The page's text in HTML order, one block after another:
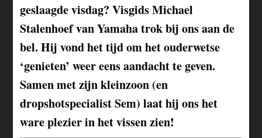
geslaagde visdag? Visgids Michael
Stalenhoef van Yamaha trok bij ons aan de
bel. Hij vond het tijd om het ouderwetse
‘genieten’ weer eens aandacht te geven.
Samen met zijn kleinzoon (en
dropshotspecialist Sem) laat hij ons het
ware plezier in het vissen zien!